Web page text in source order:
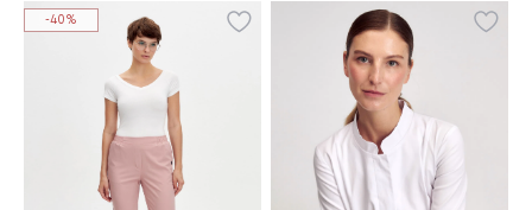
-40%